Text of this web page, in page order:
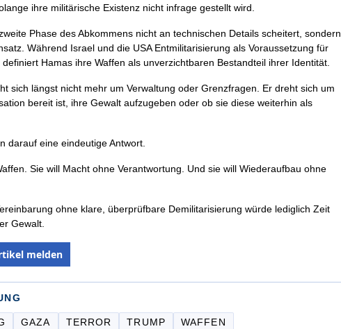
ihre militärische Existenz nicht infrage gestellt wird.
Phase des Abkommens nicht an technischen Details scheitert, sondern
Während Israel und die USA Entmilitarisierung als Voraussetzung für
Hamas ihre Waffen als unverzichtbaren Bestandteil ihrer Identität.
sich längst nicht mehr um Verwaltung oder Grenzfragen. Er dreht sich um
bereit ist, ihre Gewalt aufzugeben oder ob sie diese weiterhin als
darauf eine eindeutige Antwort.
Sie will Macht ohne Verantwortung. Und sie will Wiederaufbau ohne
ohne klare, überprüfbare Demilitarisierung würde lediglich Zeit
Gewalt.
melden
GAZA TERROR TRUMP WAFFEN